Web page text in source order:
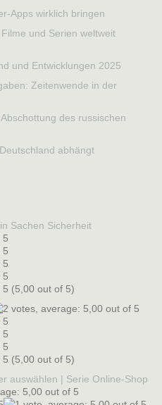
Apps wirklich bringen
und Serien weltweit
und Entwicklungen 2025
Zeitenwende in der
des russischen
abhängt
Sachen Sicherheit
(5,00 out of 5)
(5,00 out of 5)
auswählen | Serie Online-Shop